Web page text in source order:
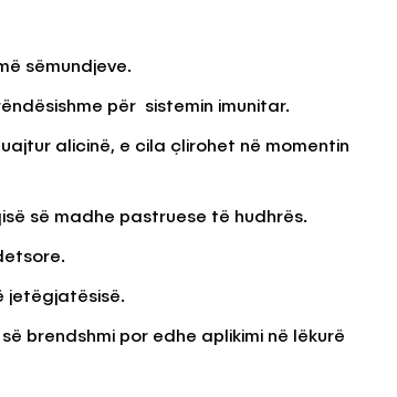
sëmundjeve.
për sistemin imunitar.
alicinë, e cila çlirohet në momentin
së madhe pastruese të hudhrës.
jetëgjatësisë.
brendshmi por edhe aplikimi në lëkurë
KËSHILLA & IDE
Vjetëruara
AGROWEB 10 QERSHOR, 2025